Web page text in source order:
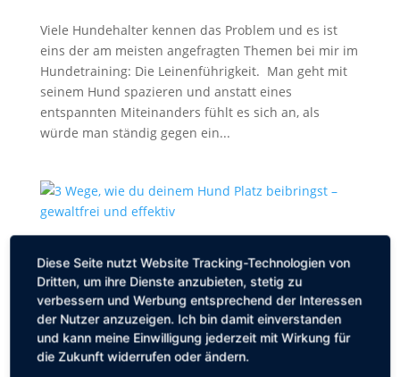
Viele Hundehalter kennen das Problem und es ist
eins der am meisten angefragten Themen bei mir im
Hundetraining: Die Leinenführigkeit. Man geht mit
seinem Hund spazieren und anstatt eines
entspannten Miteinanders fühlt es sich an, als
würde man ständig gegen ein...
3 Wege, wie du deinem Hund Platz beibringst –
gewaltfrei und effektiv
vonTierservice Fehmarn|Aug. 7, 2025| Erziehung
„Wie bringe ich meinem Hund eigentlich Platz bei?“ –
Diese Frage höre ich regelmäßig, und vielleicht hast
auch du schon einmal ratlos mit einem Leckerli vor
Diese Seite nutzt Website Tracking-Technologien von
Dritten, um ihre Dienste anzubieten, stetig zu
verbessern und Werbung entsprechend der Interessen
der Nutzer anzuzeigen. Ich bin damit einverstanden
und kann meine Einwilligung jederzeit mit Wirkung für
die Zukunft widerrufen oder ändern.